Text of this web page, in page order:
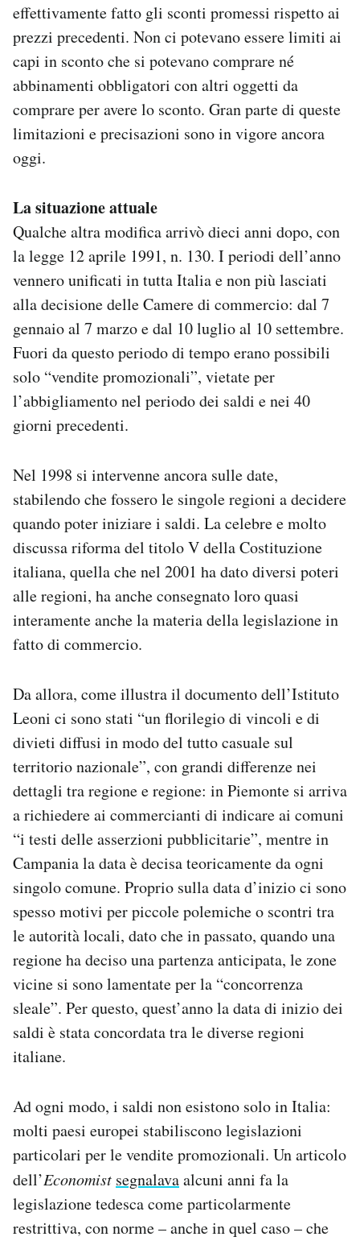
effettivamente fatto gli sconti promessi rispetto ai
prezzi precedenti. Non ci potevano essere limiti ai
capi in sconto che si potevano comprare né
abbinamenti obbligatori con altri oggetti da
comprare per avere lo sconto. Gran parte di queste
limitazioni e precisazioni sono in vigore ancora
oggi.
La situazione attuale
Qualche altra modifica arrivò dieci anni dopo, con
la legge 12 aprile 1991, n. 130. I periodi dell’anno
vennero unificati in tutta Italia e non più lasciati
alla decisione delle Camere di commercio: dal 7
gennaio al 7 marzo e dal 10 luglio al 10 settembre.
Fuori da questo periodo di tempo erano possibili
solo “vendite promozionali”, vietate per
l’abbigliamento nel periodo dei saldi e nei 40
giorni precedenti.
Nel 1998 si intervenne ancora sulle date,
stabilendo che fossero le singole regioni a decidere
quando poter iniziare i saldi. La celebre e molto
discussa riforma del titolo V della Costituzione
italiana, quella che nel 2001 ha dato diversi poteri
alle regioni, ha anche consegnato loro quasi
interamente anche la materia della legislazione in
fatto di commercio.
Da allora, come illustra il documento dell’Istituto
Leoni ci sono stati “un florilegio di vincoli e di
divieti diffusi in modo del tutto casuale sul
territorio nazionale”, con grandi differenze nei
dettagli tra regione e regione: in Piemonte si arriva
a richiedere ai commercianti di indicare ai comuni
“i testi delle asserzioni pubblicitarie”, mentre in
Campania la data è decisa teoricamente da ogni
singolo comune. Proprio sulla data d’inizio ci sono
spesso motivi per piccole polemiche o scontri tra
le autorità locali, dato che in passato, quando una
regione ha deciso una partenza anticipata, le zone
vicine si sono lamentate per la “concorrenza
sleale”. Per questo, quest’anno la data di inizio dei
saldi è stata concordata tra le diverse regioni
italiane.
Ad ogni modo, i saldi non esistono solo in Italia:
molti paesi europei stabiliscono legislazioni
particolari per le vendite promozionali. Un articolo
dell’Economist segnalavaalcuni anni fa la
legislazione tedesca come particolarmente
restrittiva, con norme – anche in quel caso – che